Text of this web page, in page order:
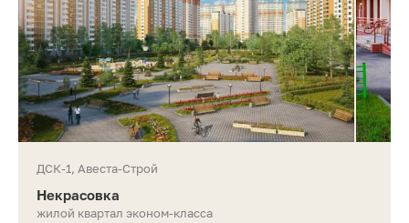
ДСК-1, Авеста-Строй
Некрасовка
жилой квартал эконом-класса